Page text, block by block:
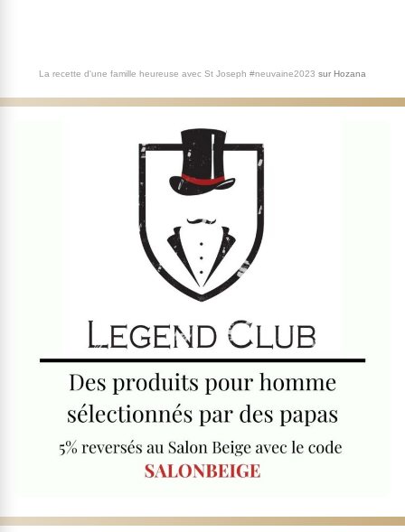
La recette d'une famille heureuse avec St Joseph #neuvaine2023 sur Hozana